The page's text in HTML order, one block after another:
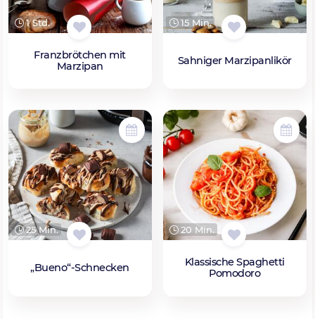
1 Std.
Franzbrötchen mit
Marzipan
15 Min.
Sahniger Marzipanlikör
25 Min.
„Bueno“-Schnecken
20 Min.
Klassische Spaghetti
Pomodoro